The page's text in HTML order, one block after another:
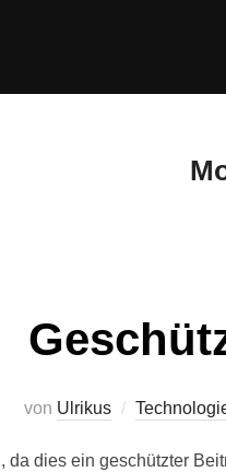
von Ulrikus
da dies ein geschützter